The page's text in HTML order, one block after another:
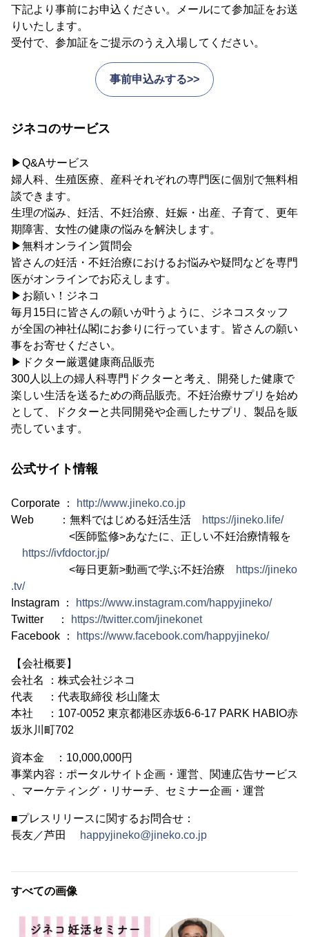
下記より事前にお申込ください。メールにて参加証をお送
りいたします。
受付で、参加証をご提示のうえ入場してください。
事前申込みする>>
ジネコのサービス
▶Q&Aサービス
婦人科、生殖医療、産科それぞれの専門医に個別で無料相
談できます。
生理の悩み、妊活、不妊治療、妊娠・出産、子育て、更年
期障害、女性の健康の悩みを解決します。
▶無料オンライン質問会
皆さんの妊活・不妊治療におけるお悩みや疑問などを専門
医がオンラインでお応えします。
▶お願い！ジネコ
毎月15日に皆さんの願いが叶うように、ジネコスタッフ
が全国の神社仏閣にお参りに行っています。皆さんの願い
事をお寄せください。
▶ドクター厳選健康商品販売
300人以上の婦人科専門ドクターと考え、開発した健康で
楽しい生活を送るための商品販売。不妊治療サプリを始め
として、ドクターと共同開発や企画したサプリ、製品を販
売しています。
公式サイト情報
Corporate ：
http://www.jineko.co.jp
Web ：無料ではじめる妊活生活
https://jineko.life/
<医師監修>あなたに、正しい不妊治療情報を
https://ivfdoctor.jp/
<毎日更新>動画で学ぶ不妊治療
https://jineko
.tv/
Instagram ：
https://www.instagram.com/happyjineko/
Twitter ：
https://twitter.com/jinekonet
Facebook ：
https://www.facebook.com/happyjineko/
【会社概要】
会社名 ：株式会社ジネコ
代表 ：代表取締役 杉山隆太
本社 ：107-0052 東京都港区赤坂6-6-17 PARK HABIO赤
坂氷川町702
資本金 ：10,000,000円
事業内容：ポータルサイト企画・運営、関連広告サービス
、マーケティング・リサーチ、セミナー企画・運営
■プレスリリースに関するお問合せ：
長友／芦田
happyjineko@jineko.co.jp
すべての画像